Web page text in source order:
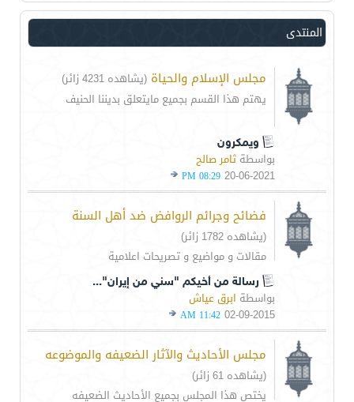
المنتدى
مجلس الإسلام والحياة (يشاهده 4231 زائر)
يهتم هذا القسم بجميع مايتعلق بديننا الحنيف
ويمكرون
بواسطة ثامر صالح
20-06-2021
08:29 PM
فضائح وجرائم الروافض ضد أهل السنة
(يشاهده 1782 زائر)
مقالات و مواضيع و تصريحات اعلامية
رسالة من أخيكم "سني من إيران"...
بواسطة ابرق عياش
02-09-2015
11:42 AM
مجلس الأحاديث والآثار الضعيفه والموضوعه
(يشاهده 61 زائر)
يختص هذا المجلس بجميع الأحاديث الضعيفه